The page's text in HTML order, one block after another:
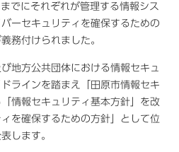
でにそれぞれが管理する情報シス
ーセキュリティを確保するための
務付けられました。
地方公共団体における情報セキュ
ラインを踏まえ「田原市情報セキ
情報セキュリティ基本方針」を改
を確保するための方針」として位
します。